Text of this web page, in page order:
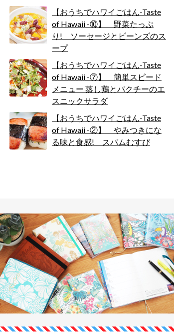
【おうちでハワイごはん-Taste
of Hawaii -⑩】 野菜たっぷ
り! ソーセージとビーンズのス
ープ
【おうちでハワイごはん-Taste
of Hawaii -⑦】 簡単スピード
メニュー 蒸し鶏とパクチーのエ
スニックサラダ
【おうちでハワイごはん-Taste
of Hawaii -②】 やみつきにな
る味と食感! スパムむすび